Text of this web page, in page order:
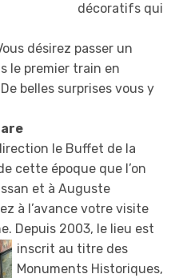
décoratifs qui
désirez passer un
le premier train en
belles surprises vous y
le Buffet de la
cette époque que l’on
et à Auguste
à l’avance votre visite
e. Depuis 2003, le lieu est
inscrit au titre des
Monuments Historiques,